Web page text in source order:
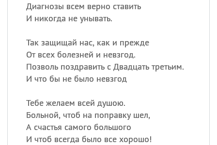
Диагнозы всем верно ставить
И никогда не унывать.
Так защищай нас, как и прежде
От всех болезней и невзгод.
Позволь поздравить с Двадцать третьим.
И что бы не было невзгод
Тебе желаем всей душою.
Больной, чтоб на поправку шел,
А счастья самого большого
И чтоб всегда было все хорошо!